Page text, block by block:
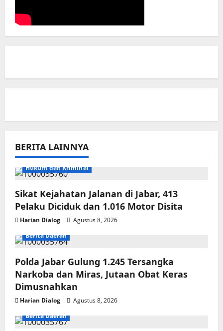
BERITA LAINNYA
Hukum dan Kriminal
Sikat Kejahatan Jalanan di Jabar, 413
Pelaku Diciduk dan 1.016 Motor Disita
Harian Dialog
Agustus 8, 2026
Berita Daerah
Polda Jabar Gulung 1.245 Tersangka
Narkoba dan Miras, Jutaan Obat Keras
Dimusnahkan
Harian Dialog
Agustus 8, 2026
Berita Daerah